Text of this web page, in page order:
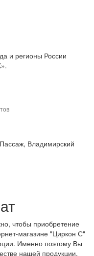
и регионы России
Владимирский
чтобы приобретение
магазине "Циркон С"
Именно поэтому Вы
нашей продукции.